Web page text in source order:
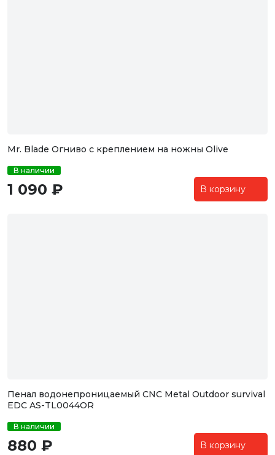
Mr. Blade Огниво с креплением на ножны Olive
В наличии
1 090 ₽ В корзину
Пенал водонепроницаемый CNC Metal Outdoor survival
EDC AS-TL0044OR
В наличии
880 ₽ В корзину